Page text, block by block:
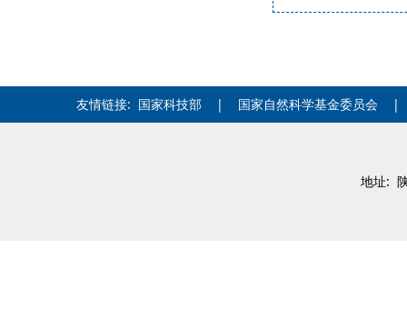
友情链接: 国家科技部 | 国家自然科学基金委员会
地址: